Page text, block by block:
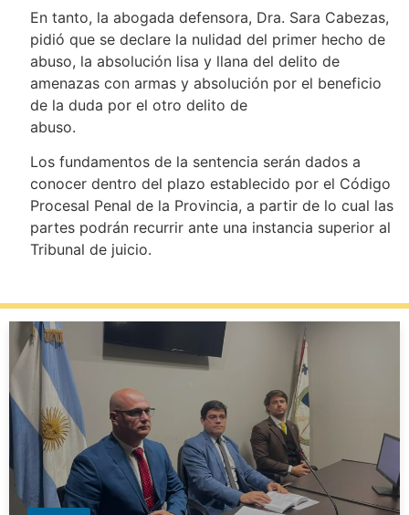
En tanto, la abogada defensora, Dra. Sara Cabezas,
pidió que se declare la nulidad del primer hecho de
abuso, la absolución lisa y llana del delito de
amenazas con armas y absolución por el beneficio
de la duda por el otro delito de
abuso.
Los fundamentos de la sentencia serán dados a
conocer dentro del plazo establecido por el Código
Procesal Penal de la Provincia, a partir de lo cual las
partes podrán recurrir ante una instancia superior al
Tribunal de juicio.